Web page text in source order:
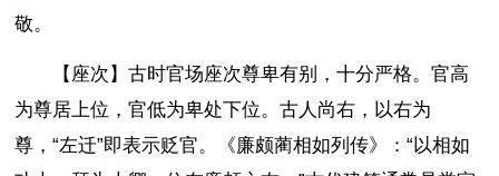
敬。
【座次】古时官场座次尊卑有别，十分严格。官高
为尊居上位，官低为卑处下位。古人尚右，以右为
尊，“左迁”即表示贬官。《廉颇蔺相如列传》：“以相如